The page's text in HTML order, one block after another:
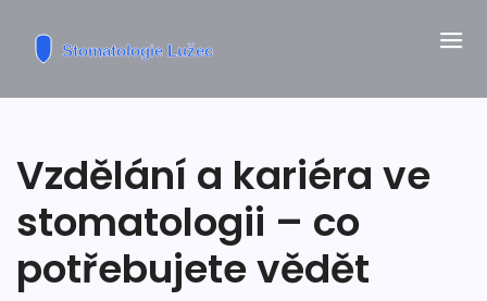
Vzdělání a kariéra ve
stomatologii – co
potřebujete vědět